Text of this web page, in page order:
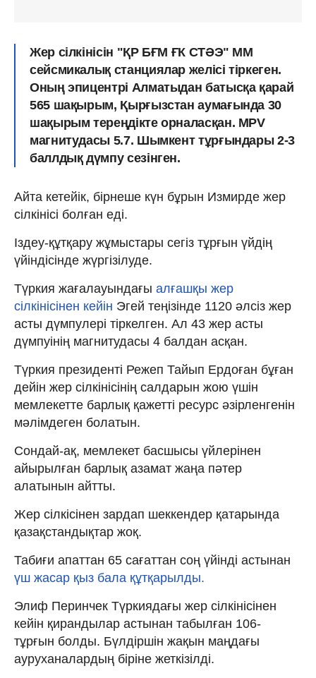
Жер сілкінісін "ҚР БҒМ ҒК СТӘЭ" ММ
сейсмикалық станциялар желісі тіркеген.
Оның эпицентрі Алматыдан батысқа қарай
565 шақырым, Қырғызстан аумағында 30
шақырым тереңдікте орналасқан. MPV
магнитудасы 5.7. Шымкент тұрғындары 2-3
баллдық дүмпу сезінген.
Айта кетейік, бірнеше күн бұрын Измирде жер
сілкінісі болған еді.
Іздеу-құтқару жұмыстары сегіз тұрғын үйдің
үйіндісінде жүргізілуде.
Түркия жағалауындағы алғашқы жер
сілкінісінен кейін Эгей теңізінде 1120 әлсіз жер
асты дүмпулері тіркелген. Ал 43 жер асты
дүмпуінің магнитудасы 4 балдан асқан.
Түркия президенті Режеп Тайып Ердоған бұған
дейін жер сілкінісінің салдарын жою үшін
мемлекетте барлық қажетті ресурc әзірленгенін
мәлімдеген болатын.
Сондай-ақ, мемлекет басшысы үйлерінен
айырылған барлық азамат жаңа пәтер
алатынын айтты.
Жер сілкісінен зардап шеккендер қатарында
қазақстандықтар жоқ.
Табиғи апаттан 65 сағаттан соң үйінді астынан
үш жасар қыз бала құтқарылды.
Элиф Перинчек Түркиядағы жер сілкінісінен
кейін қирандылар астынан табылған 106-
тұрғын болды. Бүлдіршін жақын маңдағы
ауруханалардың біріне жеткізілді.